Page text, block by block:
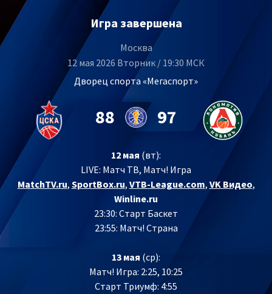
Игра завершена
Москва
12 мая 2026 Вторник / 19:30 МСК
Дворец спорта «Мегаспорт»
88 97
12 мая (вт):
LIVE: Матч ТВ, Матч! Игра
MatchTV.ru, SportBox.ru, VTB-League.com, VK Видео,
Winline.ru
23:30: Старт Баскет
23:55: Матч! Страна
13 мая (ср):
Матч! Игра: 2:25, 10:25
Старт Триумф: 4:55